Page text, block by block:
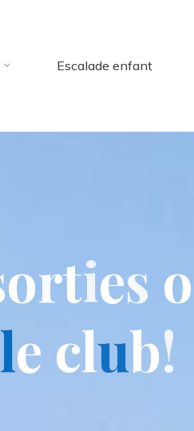
Escalade enfant
orties o
le club!